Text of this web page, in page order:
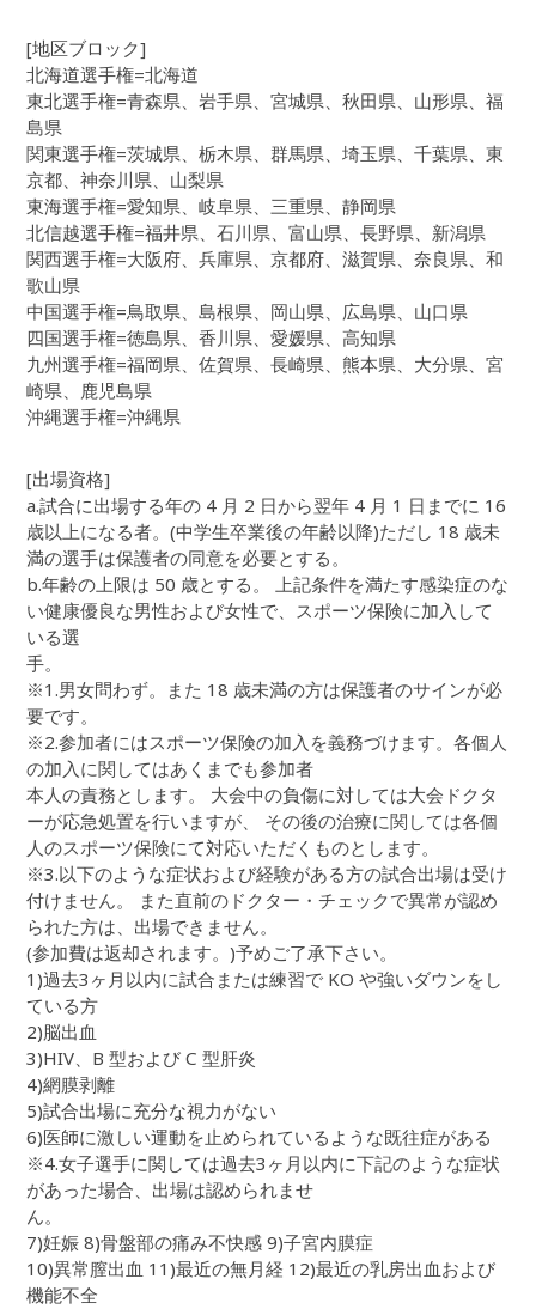
[地区ブロック]
北海道選手権=北海道
東北選手権=青森県、岩手県、宮城県、秋田県、山形県、福
島県
関東選手権=茨城県、栃木県、群馬県、埼玉県、千葉県、東
京都、神奈川県、山梨県
東海選手権=愛知県、岐阜県、三重県、静岡県
北信越選手権=福井県、石川県、富山県、長野県、新潟県
関西選手権=大阪府、兵庫県、京都府、滋賀県、奈良県、和
歌山県
中国選手権=鳥取県、島根県、岡山県、広島県、山口県
四国選手権=徳島県、香川県、愛媛県、高知県
九州選手権=福岡県、佐賀県、長崎県、熊本県、大分県、宮
崎県、鹿児島県
沖縄選手権=沖縄県
[出場資格]
a.試合に出場する年の 4 月 2 日から翌年 4 月 1 日までに 16
歳以上になる者。(中学生卒業後の年齢以降)ただし 18 歳未
満の選手は保護者の同意を必要とする。
b.年齢の上限は 50 歳とする。 上記条件を満たす感染症のな
い健康優良な男性および女性で、スポーツ保険に加入して
いる選
手。
※1.男女問わず。また 18 歳未満の方は保護者のサインが必
要です。
※2.参加者にはスポーツ保険の加入を義務づけます。各個人
の加入に関してはあくまでも参加者
本人の責務とします。 大会中の負傷に対しては大会ドクタ
ーが応急処置を行いますが、 その後の治療に関しては各個
人のスポーツ保険にて対応いただくものとします。
※3.以下のような症状および経験がある方の試合出場は受け
付けません。 また直前のドクター・チェックで異常が認め
られた方は、出場できません。
(参加費は返却されます。)予めご了承下さい。
1)過去3ヶ月以内に試合または練習で KO や強いダウンをし
ている方
2)脳出血
3)HIV、B 型および C 型肝炎
4)網膜剥離
5)試合出場に充分な視力がない
6)医師に激しい運動を止められているような既往症がある
※4.女子選手に関しては過去3ヶ月以内に下記のような症状
があった場合、出場は認められませ
ん。
7)妊娠 8)骨盤部の痛み不快感 9)子宮内膜症
10)異常膣出血 11)最近の無月経 12)最近の乳房出血および
機能不全